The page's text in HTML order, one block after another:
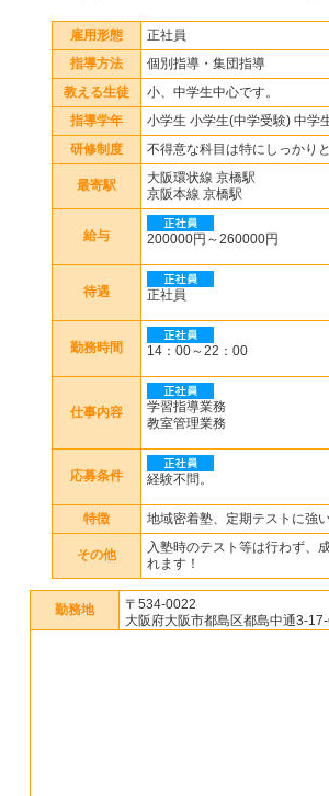
雇用形態 正社員
指導方法 個別指導・集団指導
教える生徒 小、中学生中心です。
指導学年 小学生 小学生(中学受験) 中学
研修制度 不得意な科目は特にしっかり
最寄駅
大阪環状線 京橋駅
京阪本線 京橋駅
給与 200000円～260000円
待遇 正社員
勤務時間 14：00～22：00
仕事内容
学習指導業務
教室管理業務
応募条件 経験不問。
特徴 地域密着塾、定期テストに強
その他
入塾時のテスト等は行わず、
れます！
勤務地
〒534-0022
大阪府大阪市都島区都島中通3-17-